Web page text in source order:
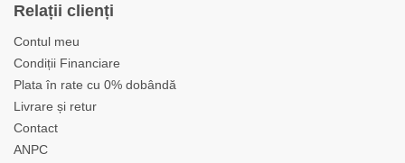
Relații clienți
Contul meu
Condiții Financiare
Plata în rate cu 0% dobândă
Livrare și retur
Contact
ANPC